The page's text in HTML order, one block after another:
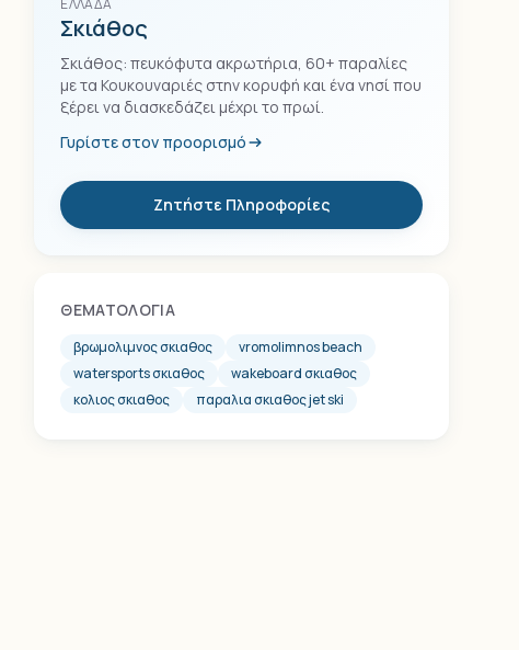
ΕΛΛΆΔΑ
Σκιάθος
Σκιάθος: πευκόφυτα ακρωτήρια, 60+ παραλίες
με τα Κουκουναριές στην κορυφή και ένα νησί που
ξέρει να διασκεδάζει μέχρι το πρωί.
Γυρίστε στον προορισμό
Ζητήστε Πληροφορίες
ΘΕΜΑΤΟΛΟΓΊΑ
βρωμολιμνος σκιαθος
vromolimnos beach
watersports σκιαθος
wakeboard σκιαθος
κολιος σκιαθος
παραλια σκιαθος jet ski